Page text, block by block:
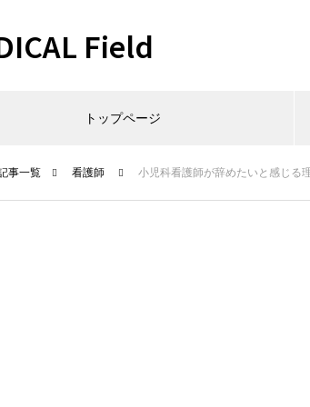
Field
トップページ
事一覧 看護師 小児科看護師が辞めたいと感じる